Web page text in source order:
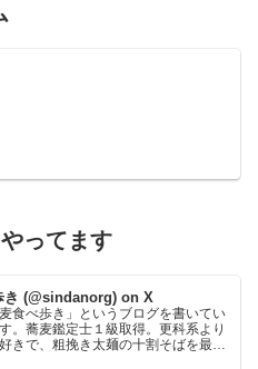
ってます
き (@sindanorg) on X
麦食べ歩き」というブログを書いてい
。蕎麦鑑定士１級取得。更科系より
きで、粗挽き太麺の十割そばを最も